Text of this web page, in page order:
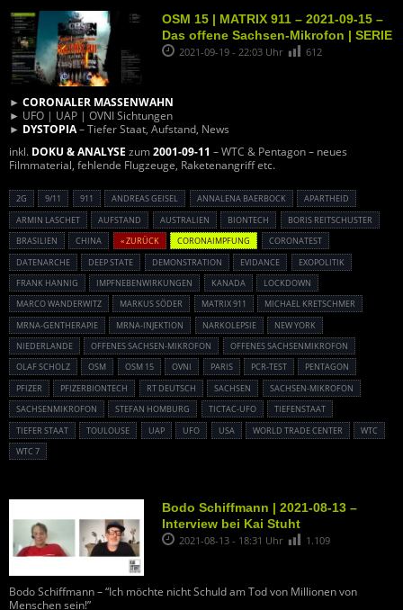
OSM 15 | MATRIX 911 – 2021-09-15 –
Das offene Sachsen-Mikrofon | SERIE
2021-09-19 - 22:03 Uhr 612
► CORONALER MASSENWAHN
► UFO | UAP | OVNI Sichtungen
► DYSTOPIA– Tiefer Staat, Aufstand, News
inkl. DOKU & ANALYSE zum2001-09-11 – WTC & Pentagon – neues
Filmmaterial, fehlende Flugzeuge, Raketenangriff etc.
2G 9/11 911 ANDREAS GEISEL ANNALENA BAERBOCK
APARTHEID
ARMIN LASCHET
AUFSTAND AUSTRALIEN BIONTECH
BORIS REITSCHUSTER
BRASILIEN
CHINA « ZURÜCK CORONAIMPFUNG
CORONATEST
DATENARCHE
DEEP STATE DEMONSTRATION EVIDANCE
EXOPOLITIK
FRANK HANNIG
IMPFNEBENWIRKUNGEN KANADA
LOCKDOWN
MARCO WANDERWITZ
MARKUS SÖDER MATRIX 911
MICHAEL KRETSCHMER
MRNA-GENTHERAPIE
MRNA-INJEKTION NARKOLEPSIE
NEW YORK
NIEDERLANDE
OFFENES SACHSEN-MIKROFON
OFFENES SACHSENMIKROFON
OLAF SCHOLZ
OSM OSM 15 OVNI PARIS PCR-TEST
PENTAGON
PFIZER
PFIZERBIONTECH RT DEUTSCH SACHSEN
SACHSEN-MIKROFON
SACHSENMIKROFON
STEFAN HOMBURG TICTAC-UFO
TIEFENSTAAT
TIEFER STAAT
TOULOUSE UAP UFO USA WORLD TRADE CENTER
WTC
WTC 7
Bodo Schiffmann | 2021-08-13 –
Interview bei Kai Stuht
2021-08-13 - 18:31 Uhr 1.109
Bodo Schiffmann – “Ich möchte nicht Schuld am Tod von Millionen von
Menschen sein!”